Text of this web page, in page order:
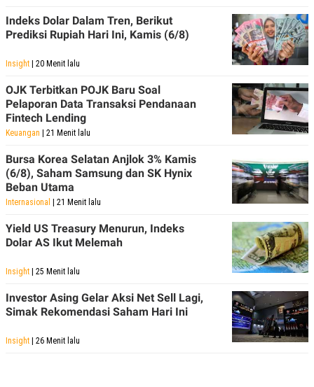
Indeks Dolar Dalam Tren, Berikut
Prediksi Rupiah Hari Ini, Kamis (6/8)
Insight | 20 Menit lalu
OJK Terbitkan POJK Baru Soal
Pelaporan Data Transaksi Pendanaan
Fintech Lending
Keuangan | 21 Menit lalu
Bursa Korea Selatan Anjlok 3% Kamis
(6/8), Saham Samsung dan SK Hynix
Beban Utama
Internasional | 21 Menit lalu
Yield US Treasury Menurun, Indeks
Dolar AS Ikut Melemah
Insight | 25 Menit lalu
Investor Asing Gelar Aksi Net Sell Lagi,
Simak Rekomendasi Saham Hari Ini
Insight | 26 Menit lalu